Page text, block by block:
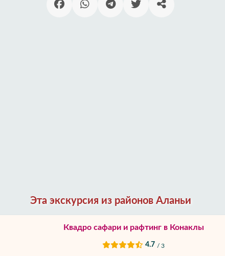
Эта экскурсия из районов Аланьи
Квадро сафари и рафтинг в Конаклы
4.7 / 3